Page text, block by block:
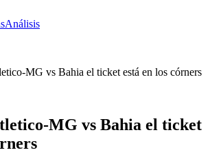
Análisis
MG vs Bahia el ticket está en los córners
MG vs Bahia el ticket